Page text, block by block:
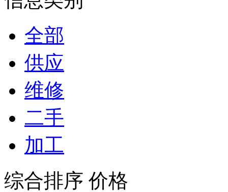
全部
供应
维修
二手
加工
综合排序 价格